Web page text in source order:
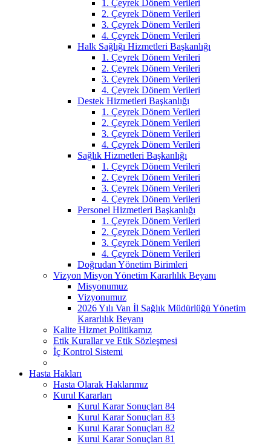
1. Çeyrek Dönem Verileri
2. Çeyrek Dönem Verileri
3. Çeyrek Dönem Verileri
4. Çeyrek Dönem Verileri
Halk Sağlığı Hizmetleri Başkanlığı
1. Çeyrek Dönem Verileri
2. Çeyrek Dönem Verileri
3. Çeyrek Dönem Verileri
4. Çeyrek Dönem Verileri
Destek Hizmetleri Başkanlığı
1. Çeyrek Dönem Verileri
2. Çeyrek Dönem Verileri
3. Çeyrek Dönem Verileri
4. Çeyrek Dönem Verileri
Sağlık Hizmetleri Başkanlığı
1. Çeyrek Dönem Verileri
2. Çeyrek Dönem Verileri
3. Çeyrek Dönem Verileri
4. Çeyrek Dönem Verileri
Personel Hizmetleri Başkanlığı
1. Çeyrek Dönem Verileri
2. Çeyrek Dönem Verileri
3. Çeyrek Dönem Verileri
4. Çeyrek Dönem Verileri
Doğrudan Yönetim Birimleri
Vizyon Misyon Yönetim Kararlılık Beyanı
Misyonumuz
Vizyonumuz
2026 Yılı Van İl Sağlık Müdürlüğü Yönetim
Kararlılık Beyanı
Kalite Hizmet Politikamız
Etik Kurallar ve Etik Sözleşmesi
İç Kontrol Sistemi
Hasta Hakları
Hasta Olarak Haklarımız
Kurul Kararları
Kurul Karar Sonuçları 84
Kurul Karar Sonuçları 83
Kurul Karar Sonuçları 82
Kurul Karar Sonuçları 81